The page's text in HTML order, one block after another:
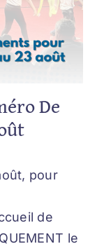
De
pour
de
le